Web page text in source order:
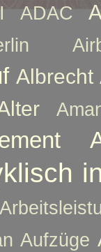
ADAC
Albrecht
Aufzüge